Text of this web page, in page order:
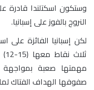
وستكون اسكتلندا قادرة
النروج بالفوز على إسبانيا.
صفوفها الهداف الفتاك